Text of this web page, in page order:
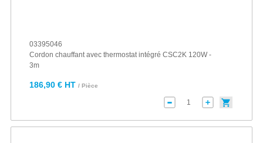
03395046
Cordon chauffant avec thermostat intégré CSC2K 120W -
3m
186,90 € HT / Pièce